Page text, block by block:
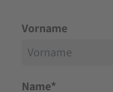
Vorname
Name*